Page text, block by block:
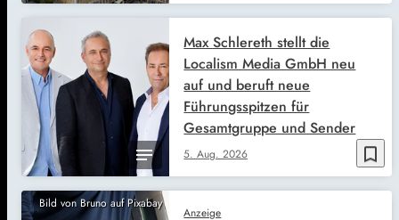
bookmark_border
5. Aug. 2026
Max Schlereth stellt die
Localism Media GmbH neu
auf und beruft neue
Führungsspitzen für
Gesamtgruppe und Sender
Bild von Bruno auf Pixabay
Anzeige